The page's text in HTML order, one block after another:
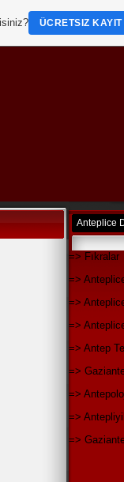
Anteplice
=> Fıkralar
=>
=>
=>
=> Antep
=>
=>
=>
=>
ÜCRETSIZ KAYIT